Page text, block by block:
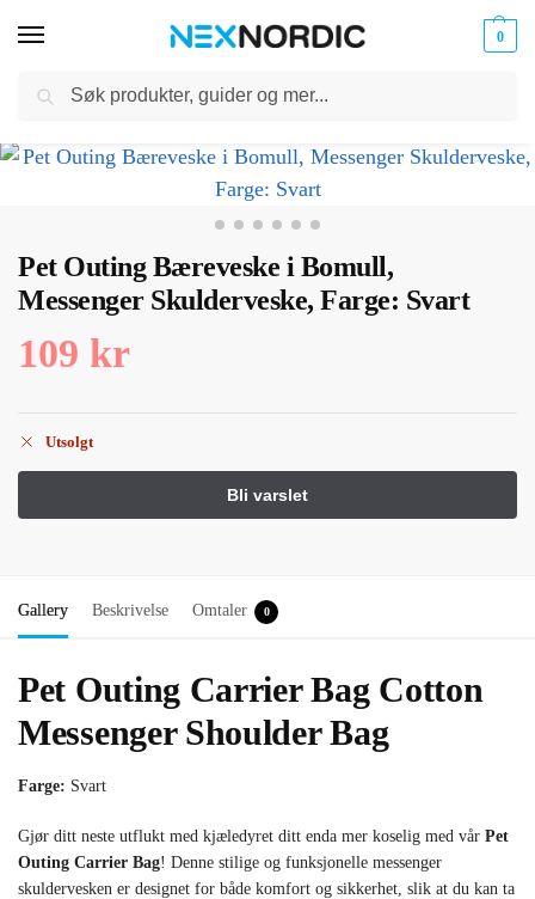
0
til
Kabler
Pet Outing Bæreveske i Bomull,
Messenger Skulderveske, Farge: Svart
109 kr
Utsolgt
Gallery Beskrivelse Omtaler 0
Pet Outing Carrier Bag Cotton
Messenger Shoulder Bag
Farge: Svart
Gjør ditt neste utflukt med kjæledyret ditt enda mer koselig med vår Pet
Outing Carrier Bag! Denne stilige og funksjonelle messenger
skuldervesken er designet for både komfort og sikkerhet, slik at du kan ta